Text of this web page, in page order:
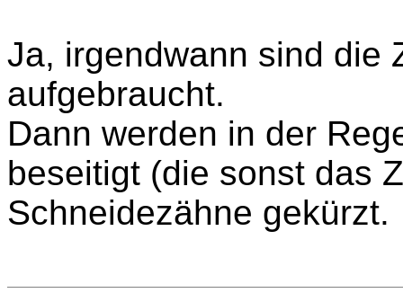
Ja, irgendwann sind die
aufgebraucht.
Dann werden in der
beseitigt (die sonst das
Schneidezähne gekürzt.